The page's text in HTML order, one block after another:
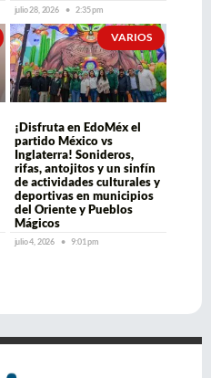
julio 28, 2026 2:35 pm
VARIOS
¡Disfruta en EdoMéx el
partido México vs
Inglaterra! Sonideros,
rifas, antojitos y un sinfín
de actividades culturales y
deportivas en municipios
del Oriente y Pueblos
Mágicos
julio 4, 2026 9:01 pm